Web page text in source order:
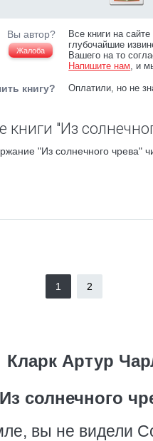
Вы автор?
Жалоба
Все книги на
глубочайшие
Вашего на то
Напишите нам, и
книгу? Оплатили, но не
книги "Из
"Из солнечного чрева"
1 2
Кларк Артур
Из солнечного
вы не видели